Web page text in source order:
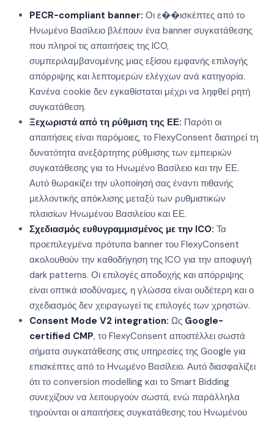
PECR-compliant banner: Οι ε��ισκέπτες από το
Ηνωμένο Βασίλειο βλέπουν ένα banner συγκατάθεσης
που πληροί τις απαιτήσεις της ICO,
συμπεριλαμβανομένης μιας εξίσου εμφανής επιλογής
απόρριψης και λεπτομερών ελέγχων ανά κατηγορία.
Κανένα cookie δεν εγκαθίσταται μέχρι να ληφθεί ρητή
συγκατάθεση.
Ξεχωριστά από τη ρύθμιση της ΕΕ: Παρότι οι
απαιτήσεις είναι παρόμοιες, το FlexyConsent διατηρεί τη
δυνατότητα ανεξάρτητης ρύθμισης των εμπειριών
συγκατάθεσης για το Ηνωμένο Βασίλειο και την ΕΕ.
Αυτό θωρακίζει την υλοποίησή σας έναντι πιθανής
μελλοντικής απόκλισης μεταξύ των ρυθμιστικών
πλαισίων Ηνωμένου Βασιλείου και ΕΕ.
Σχεδιασμός ευθυγραμμισμένος με την ICO: Τα
προεπιλεγμένα πρότυπα banner του FlexyConsent
ακολουθούν την καθοδήγηση της ICO για την αποφυγή
dark patterns. Οι επιλογές αποδοχής και απόρριψης
είναι οπτικά ισοδύναμες, η γλώσσα είναι ουδέτερη και ο
σχεδιασμός δεν χειραγωγεί τις επιλογές των χρηστών.
Consent Mode V2 integration: Ως Google-
certified CMP, το FlexyConsent αποστέλλει σωστά
σήματα συγκατάθεσης στις υπηρεσίες της Google για
επισκέπτες από το Ηνωμένο Βασίλειο. Αυτό διασφαλίζει
ότι το conversion modelling και το Smart Bidding
συνεχίζουν να λειτουργούν σωστά, ενώ παράλληλα
τηρούνται οι απαιτήσεις συγκατάθεσης του Ηνωμένου